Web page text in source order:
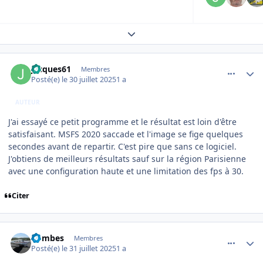
Expand topic overview
jacques61 Membres
Posté(e) le 30 juillet 20251 a
AUTEUR
J'ai essayé ce petit programme et le résultat est loin d'être
satisfaisant. MSFS 2020 saccade et l'image se fige quelques
secondes avant de repartir. C'est pire que sans ce logiciel.
J'obtiens de meilleurs résultats sauf sur la région Parisienne
avec une configuration haute et une limitation des fps à 30.
Citer
Combes Membres
Posté(e) le 31 juillet 20251 a